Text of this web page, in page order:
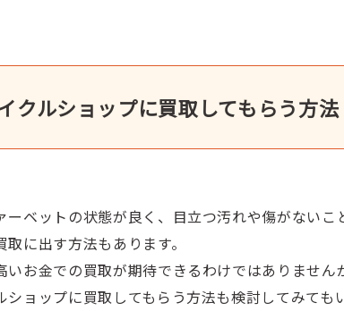
クルショップに買取してもらう方法
ーベットの状態が良く、目立つ汚れや傷がない
に出す方法もあります。
いお金での買取が期待できるわけではありませ
ショップに買取してもらう方法も検討してみても